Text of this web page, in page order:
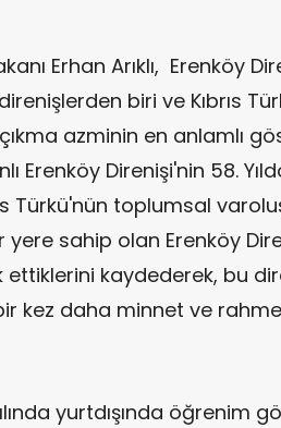
Erhan Arıklı, Erenköy
biri ve Kıbrıs
azminin en anlamlı
Erenköy Direnişi'nin 58.
Türkü'nün toplumsal
sahip olan Erenköy
ettiklerini kaydederek, bu
kez daha minnet ve
yurtdışında öğrenim